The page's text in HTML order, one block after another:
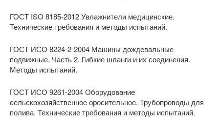
ГОСТ ISO 8185-2012 Увлажнители медицинские.
Технические требования и методы испытаний.
ГОСТ ИСО 8224-2-2004 Машины дождевальные
подвижные. Часть 2. Гибкие шланги и их соединения.
Методы испытаний.
ГОСТ ИСО 9261-2004 Оборудование
сельскохозяйственное оросительное. Трубопроводы для
полива. Технические требования и методы испытаний.